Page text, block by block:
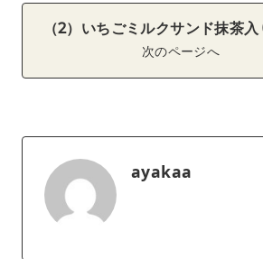
（2）いちごミルクサンド抹茶
次のページへ
ayakaa